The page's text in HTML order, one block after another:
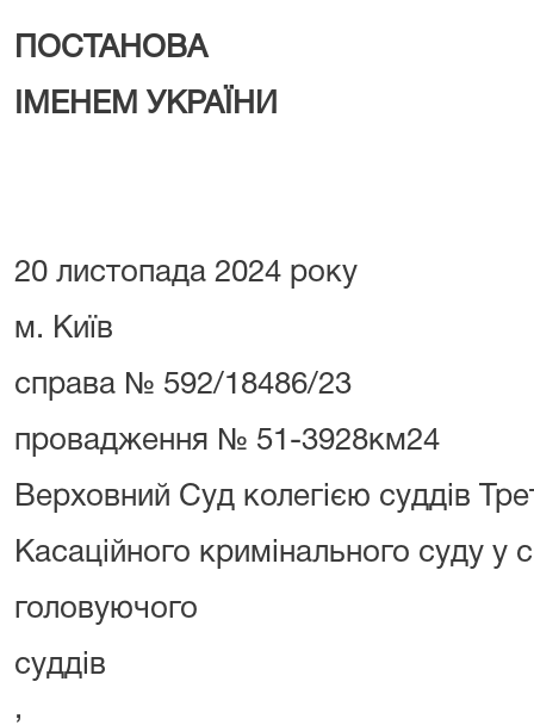
ПОСТАНОВА
ІМЕНЕМ УКРАЇНИ
20 листопада 2024 року
м. Київ
справа № 592/18486/23
провадження № 51-3928км24
Верховний Суд колегією суддів
Касаційного кримінального суду у
головуючого
суддів
,